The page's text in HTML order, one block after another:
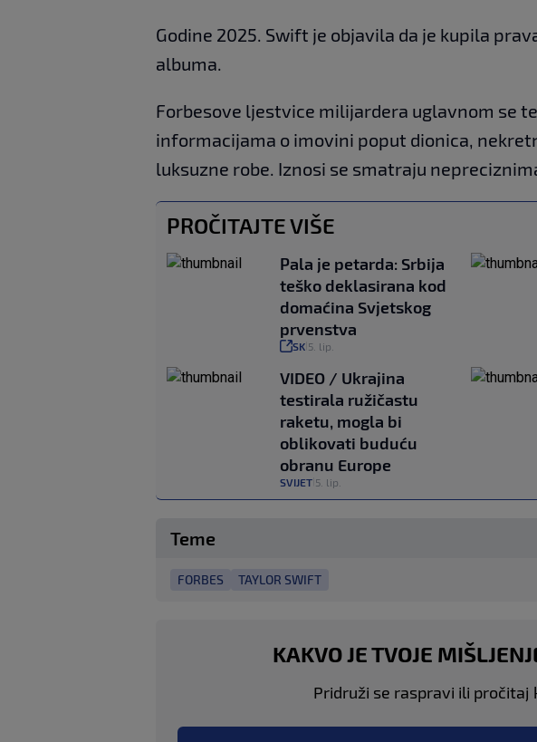
Godine 2025. Swift je objavila da je kupila
albuma.
Forbesove ljestvice milijardera uglavnom se
informacijama o imovini poput dionica,
luksuzne robe. Iznosi se smatraju
PROČITAJTE VIŠE
Pala je petarda: Srbija
teško deklasirana kod
domaćina Svjetskog
prvenstva
SK 5. lip.
VIDEO / Ukrajina
testirala ružičastu
raketu, mogla bi
oblikovati buduću
obranu Europe
SVIJET 5. lip.
Teme
FORBES TAYLOR SWIFT
KAKVO JE TVOJE
Pridruži se raspravi ili pročitaj